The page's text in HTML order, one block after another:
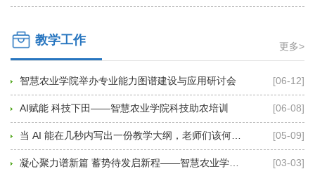
教学工作 更多>
智慧农业学院举办专业能力图谱建设与应用研讨会 [06-12]
AI赋能 科技下田——智慧农业学院科技助农培训 [06-08]
当 AI 能在几秒内写出一份教学大纲，老师们该何去.. [05-09]
凝心聚力谱新篇 蓄势待发启新程——智慧农业学院召.. [03-03]